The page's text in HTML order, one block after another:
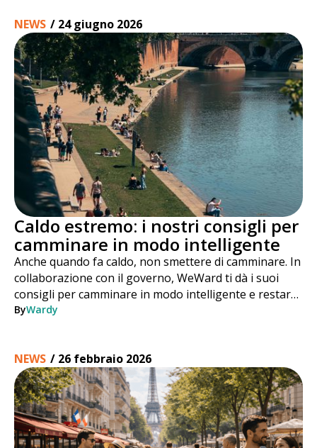
NEWS / 24 giugno 2026
Caldo estremo: i nostri consigli per
camminare in modo intelligente
Anche quando fa caldo, non smettere di camminare. In
collaborazione con il governo, WeWard ti dà i suoi
consigli per camminare in modo intelligente e restare
attivo in tutta sicurezza durante tutta l'estate.
ByWardy
NEWS / 26 febbraio 2026